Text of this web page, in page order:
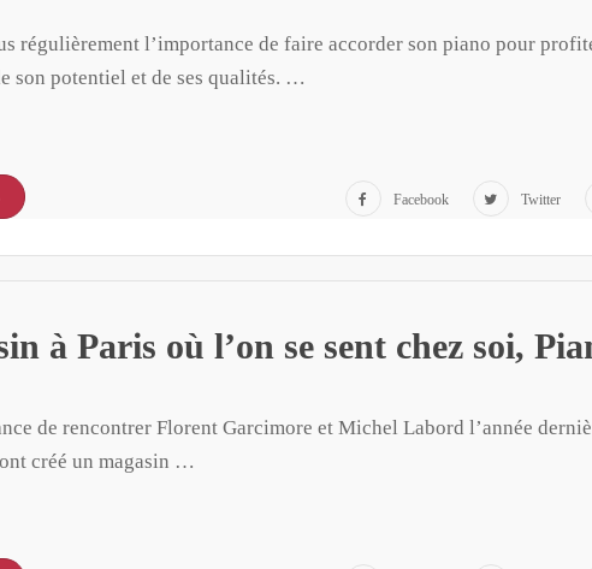
régulièrement l’importance de faire accorder son piano pour
son potentiel et de ses qualités. …
Facebook Twitter
à Paris où l’on se sent chez soi,
de rencontrer Florent Garcimore et Michel Labord l’année
créé un magasin …